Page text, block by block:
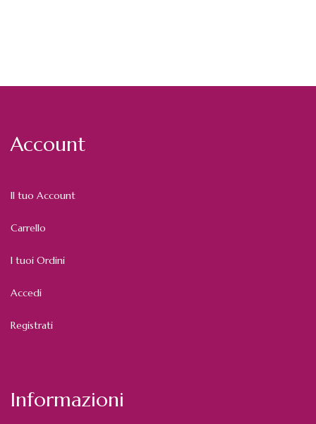
Account
Il tuo Account
Carrello
I tuoi Ordini
Accedi
Registrati
Informazioni